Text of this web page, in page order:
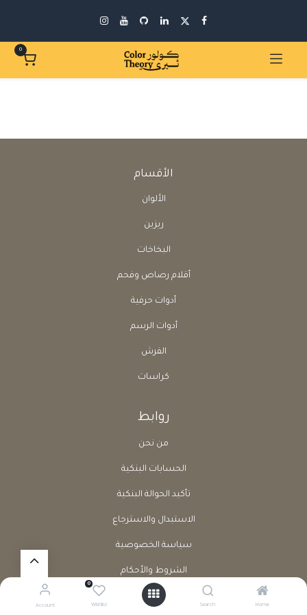
Home
Search
0
Wishlist
Account
0
الأقسام
الألوان
ريزين
البخاخات
أقلام رصاص وفحم
أدوات حرفية
أدوات الرسم
الفرش
كراسات
روابط
من نحن
الحسابات البنكية
تأكيد الحوالة البنكية
الاستبدال والاسترجاع
سياسة الخصوصية
الشروط والأحكام
طلب إرجاع منتج